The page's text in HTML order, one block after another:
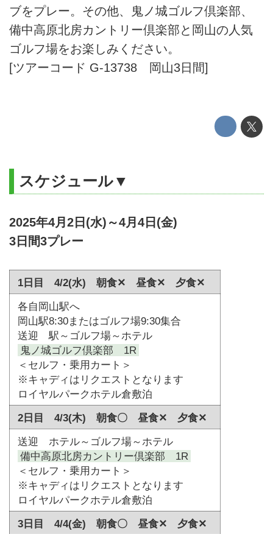
ブをプレー。その他、鬼ノ城ゴルフ倶楽部、
備中高原北房カントリー倶楽部と岡山の人気
ゴルフ場をお楽しみください。
[ツアーコード G-13738 岡山3日間]
スケジュール▼
2025年4月2日(水)～4月4日(金)
3日間3プレー
1日目 4/2(水) 朝食✕ 昼食✕ 夕食✕
各自岡山駅へ
岡山駅8:30またはゴルフ場9:30集合
送迎 駅～ゴルフ場～ホテル
鬼ノ城ゴルフ倶楽部 1R
＜セルフ・乗用カート＞
※キャディはリクエストとなります
ロイヤルパークホテル倉敷泊
2日目 4/3(木) 朝食〇 昼食✕ 夕食✕
送迎 ホテル～ゴルフ場～ホテル
備中高原北房カントリー倶楽部 1R
＜セルフ・乗用カート＞
※キャディはリクエストとなります
ロイヤルパークホテル倉敷泊
3日目 4/4(金) 朝食〇 昼食✕ 夕食✕